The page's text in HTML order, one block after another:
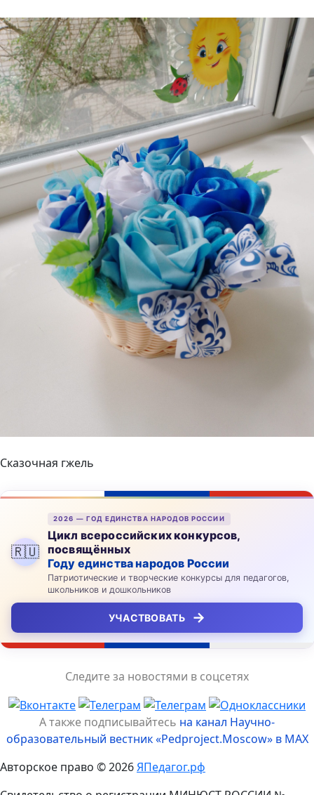
Сказочная гжель
🇷🇺
2026 — ГОД ЕДИНСТВА НАРОДОВ РОССИИ
Цикл всероссийских конкурсов,
посвящённых
Году единства народов России
Патриотические и творческие конкурсы для педагогов,
школьников и дошкольников
УЧАСТВОВАТЬ →
Следите за новостями в соцсетях
А также подписывайтесь на канал Научно-
образовательный вестник «Pedproject.Moscow» в MAX
Авторское право © 2026ЯПедагог.рф